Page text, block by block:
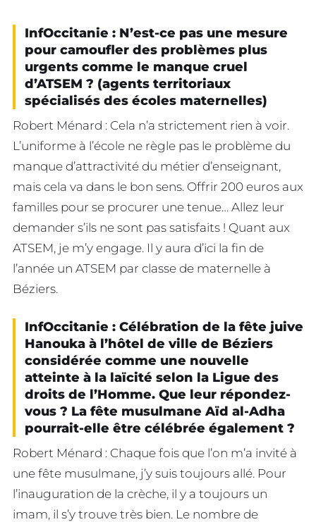
InfOccitanie : N’est-ce pas une mesure
pour camoufler des problèmes plus
urgents comme le manque cruel
d’ATSEM ? (agents territoriaux
spécialisés des écoles maternelles)
Robert Ménard : Cela n’a strictement rien à voir.
L’uniforme à l’école ne règle pas le problème du
manque d’attractivité du métier d’enseignant,
mais cela va dans le bon sens. Offrir 200 euros aux
familles pour se procurer une tenue… Allez leur
demander s’ils ne sont pas satisfaits ! Quant aux
ATSEM, je m’y engage. Il y aura d’ici la fin de
l’année un ATSEM par classe de maternelle à
Béziers.
InfOccitanie : Célébration de la fête juive
Hanouka à l’hôtel de ville de Béziers
considérée comme une nouvelle
atteinte à la laïcité selon la Ligue des
droits de l’Homme. Que leur répondez-
vous ? La fête musulmane Aïd al-Adha
pourrait-elle être célébrée également ?
Robert Ménard : Chaque fois que l’on m’a invité à
une fête musulmane, j’y suis toujours allé. Pour
l’inauguration de la crèche, il y a toujours un
imam, il s’y trouve très bien. Le nombre de